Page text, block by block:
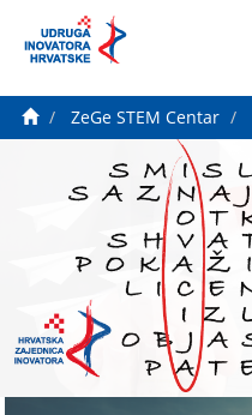
ZeGe STEM Centar